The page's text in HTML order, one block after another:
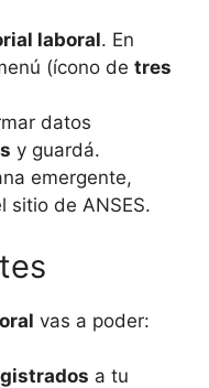
laboral. En
(ícono de tres
datos
y guardá.
emergente,
sitio de ANSES.
vas a poder:
a tu